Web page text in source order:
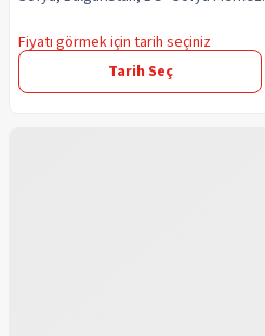
Fiyatı görmek için tarih seçiniz
Tarih Seç